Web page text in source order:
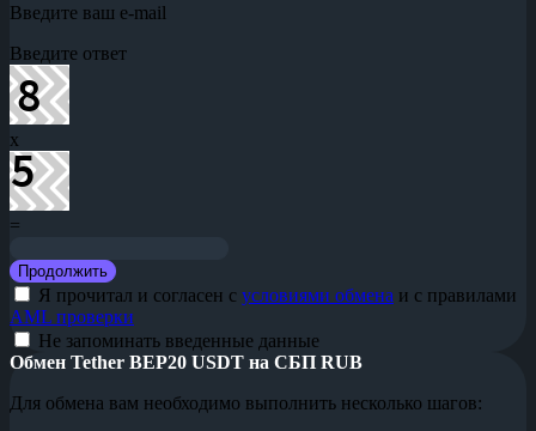
Введите ваш e-mail
Введите ответ
x
=
Я прочитал и согласен с условиями обмена и с правилами
AML проверки
Не запоминать введенные данные
Обмен Tether BEP20 USDT на СБП RUB
Для обмена вам необходимо выполнить несколько шагов: